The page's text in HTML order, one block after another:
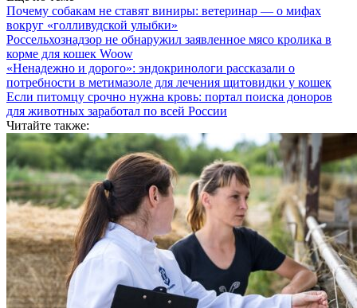
Почему собакам не ставят виниры: ветеринар — о мифах
вокруг «голливудской улыбки»
Россельхознадзор не обнаружил заявленное мясо кролика в
корме для кошек Woow
«Ненадежно и дорого»: эндокринологи рассказали о
потребности в метимазоле для лечения щитовидки у кошек
Если питомцу срочно нужна кровь: портал поиска доноров
для животных заработал по всей России
Читайте также: